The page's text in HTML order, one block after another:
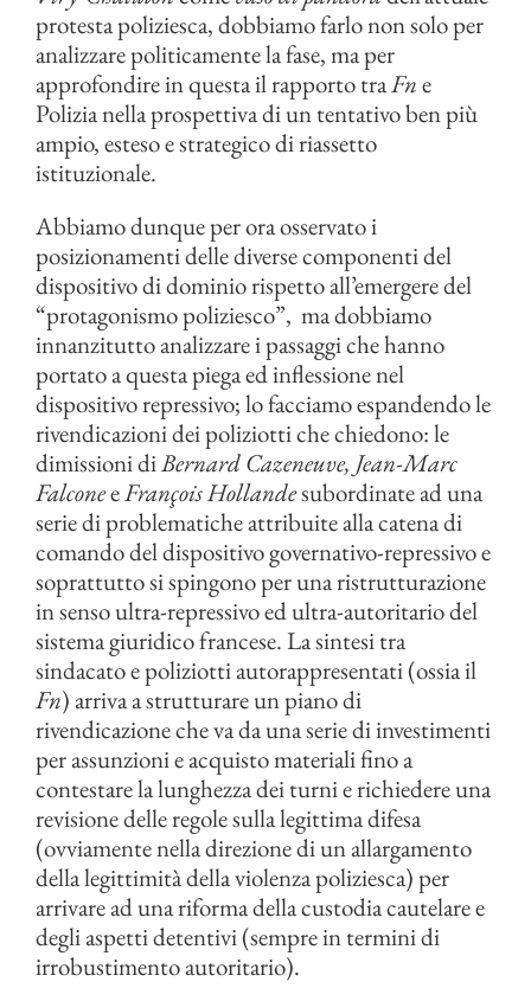
protesta poliziesca, dobbiamo farlo non solo per
analizzare politicamente la fase, ma per
approfondire in questa il rapporto traFne
Polizia nella prospettiva di un tentativo ben più
ampio, esteso e strategico di riassetto
istituzionale.
Abbiamo dunque per ora osservato i
posizionamenti delle diverse componenti del
dispositivo di dominio rispetto all’emergere del
“protagonismo poliziesco”, ma dobbiamo
innanzitutto analizzare i passaggi che hanno
portato a questa piega ed inflessione nel
dispositivo repressivo; lo facciamo espandendo le
rivendicazioni dei poliziotti che chiedono: le
dimissioni diBernard Cazeneuve, Jean-Marc
FalconeeFrançois Hollandesubordinate ad una
serie di problematiche attribuite alla catena di
comando del dispositivo governativo-repressivo e
soprattutto si spingono per una ristrutturazione
in senso ultra-repressivo ed ultra-autoritario del
sistema giuridico francese. La sintesi tra
sindacato e poliziotti autorappresentati (ossia il
Fn) arriva a strutturare un piano di
rivendicazione che va da una serie di investimenti
per assunzioni e acquisto materiali fino a
contestare la lunghezza dei turni e richiedere una
revisione delle regole sulla legittima difesa
(ovviamente nella direzione di un allargamento
della legittimità della violenza poliziesca) per
arrivare ad una riforma della custodia cautelare e
degli aspetti detentivi (sempre in termini di
irrobustimento autoritario).